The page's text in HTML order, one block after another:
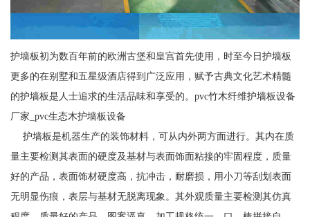
护墙板初为数百年前的欧洲古堡和皇宫首先使用，时至今日护墙板
更多的在别墅和五星级酒店得到广泛应用，赋予古典文化艺术精髓
的护墙板是人士追求的生活品味和享受的。pvc竹木纤维护墙板设备
厂家_pvc生态木护墙板设备
护墙板是机器生产的装饰材料，可从内外两方面进行。其内在质
量主要检测其表面的硬度及基材与表面饰面粘接的牢固程度，质量
好的产品，表面饰材硬度高，抗冲击，耐磨损，用小刀等刮划表面
无明显伤痕，表层与基材无脱离现象。其外观质量主要检测其仿真